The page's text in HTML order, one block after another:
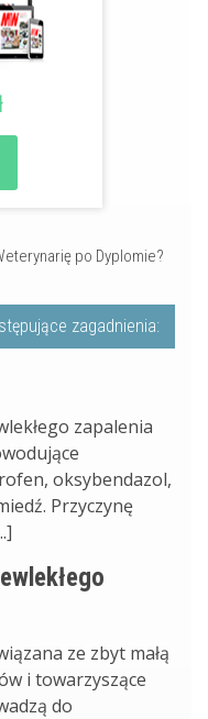
po Dyplomie?
zagadnienia:
zapalenia
oksybendazol,
Przyczynę
ze zbyt małą
i towarzyszące
do